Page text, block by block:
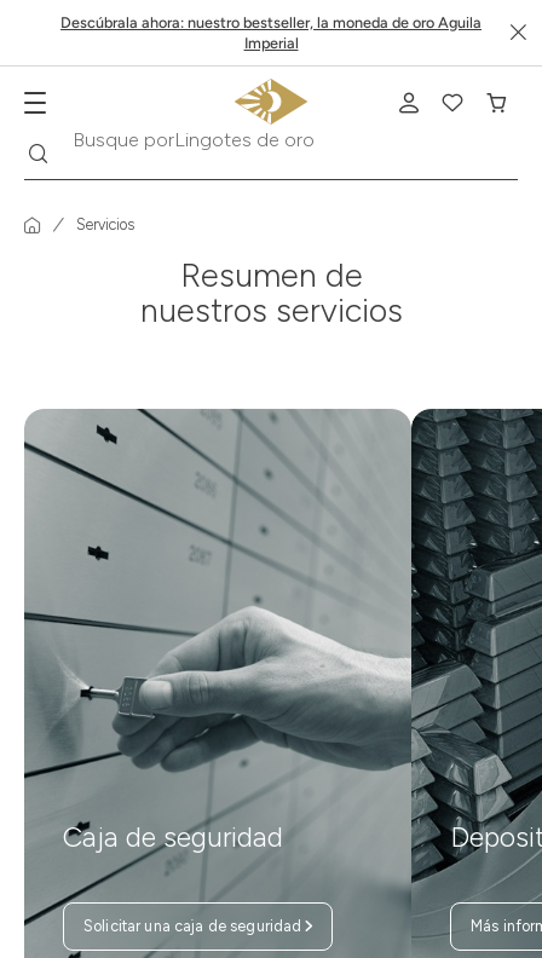
Descúbrala ahora: nuestro bestseller, la moneda de oro Aguila
Imperial
Busque porLingotes de oro
Servicios
Resumen de
nuestros servicios
Caja de seguridad
Solicitar una caja de seguridad Más